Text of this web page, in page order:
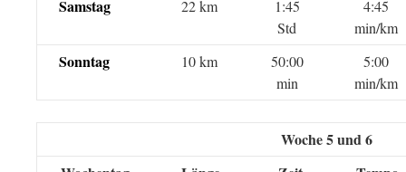
Samstag 22 km
1:45
Std
4:45
min/km
Sonntag 10 km
50:00
min
5:00
min/km
Woche 5 und 6